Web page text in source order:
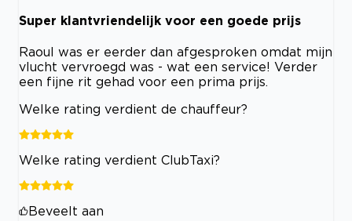
Super klantvriendelijk voor een goede prijs
Raoul was er eerder dan afgesproken omdat mijn
vlucht vervroegd was - wat een service! Verder
een fijne rit gehad voor een prima prijs.
Welke rating verdient de chauffeur?
Welke rating verdient ClubTaxi?
Beveelt aan